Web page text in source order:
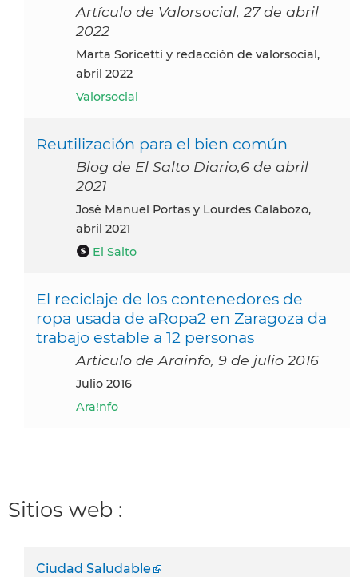
Artículo de Valorsocial, 27 de abril
2022
Marta Soricetti y redacción de valorsocial,
abril 2022
Valorsocial
Reutilización para el bien común
Blog de El Salto Diario,6 de abril
2021
José Manuel Portas y Lourdes Calabozo,
abril 2021
El Salto
El reciclaje de los contenedores de
ropa usada de aRopa2 en Zaragoza da
trabajo estable a 12 personas
Articulo de Arainfo, 9 de julio 2016
julio 2016
Ara!nfo
Sitios web :
Ciudad Saludable